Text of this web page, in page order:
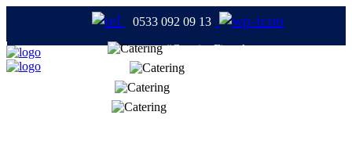
0533 092 09 13
#CateringFirmaları